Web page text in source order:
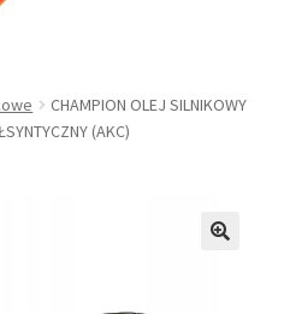
CHAMPION OLEJ SILNIKOWY
(AKC)